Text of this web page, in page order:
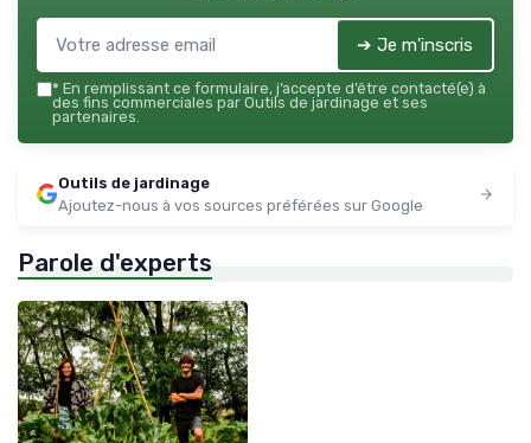
➔ Je m'inscris
* En remplissant ce formulaire, j’accepte d’être contacté(e) à
des fins commerciales par Outils de jardinage et ses
partenaires.
Outils de jardinage
Ajoutez-nous à vos sources préférées sur Google
Parole d'experts